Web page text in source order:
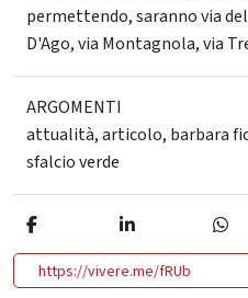
permettendo, saranno via
D'Ago, via Montagnola, via
ARGOMENTI
attualità,articolo, barbara
sfalcio verde
https://vivere.me/fRUb